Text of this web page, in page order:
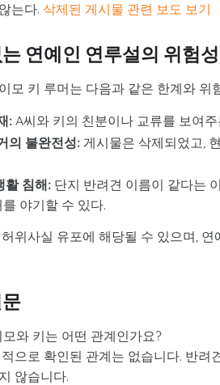
는다. 삭제된 게시물 관련 보도 보기
연예인 연루설의 위험성
모 키 루머는 다음과 같은 한계와 위
:A씨와 키의 친분이나 교류를 보여
의 불완전성: 게시물은 삭제되었고,
활 침해: 단지 반려견 이름이 같다는
야기할 수 있다.
위사실 유포에 해당될 수 있으며,
와 키는 어떤 관계인가요?
으로 확인된 관계는 없습니다. 반
않습니다.